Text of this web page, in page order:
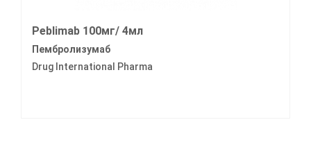
Peblimab 100мг/ 4мл
Пембролизумаб
Drug International Pharma